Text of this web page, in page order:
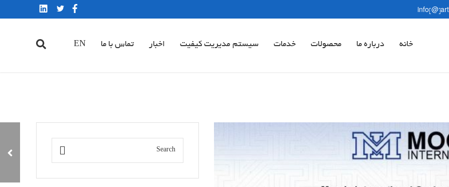
خانه درباره ما محصولات خدمات سیستم مدیریت کیفیت اخبار تماس با ما EN
تاییدیه ممیزی از Moody